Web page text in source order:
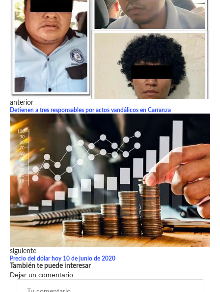
anterior
Detienen a tres responsables por actos vandálicos en Carranza
siguiente
Precio del dólar hoy 10 de junio de 2020
También te puede interesar
Dejar un comentario